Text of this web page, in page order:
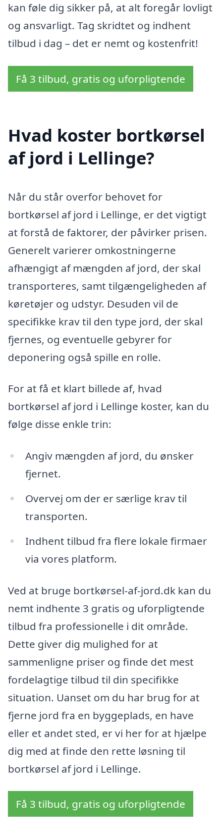
kan føle dig sikker på, at alt foregår lovligt
og ansvarligt. Tag skridtet og indhent
tilbud i dag – det er nemt og kostenfrit!
Få 3 tilbud, gratis og uforpligtende
Hvad koster bortkørsel
af jord i Lellinge?
Når du står overfor behovet for
bortkørsel af jord i Lellinge, er det vigtigt
at forstå de faktorer, der påvirker prisen.
Generelt varierer omkostningerne
afhængigt af mængden af jord, der skal
transporteres, samt tilgængeligheden af
køretøjer og udstyr. Desuden vil de
specifikke krav til den type jord, der skal
fjernes, og eventuelle gebyrer for
deponering også spille en rolle.
For at få et klart billede af, hvad
bortkørsel af jord i Lellinge koster, kan du
følge disse enkle trin:
Angiv mængden af jord, du ønsker
fjernet.
Overvej om der er særlige krav til
transporten.
Indhent tilbud fra flere lokale firmaer
via vores platform.
Ved at bruge bortkørsel-af-jord.dk kan du
nemt indhente 3 gratis og uforpligtende
tilbud fra professionelle i dit område.
Dette giver dig mulighed for at
sammenligne priser og finde det mest
fordelagtige tilbud til din specifikke
situation. Uanset om du har brug for at
fjerne jord fra en byggeplads, en have
eller et andet sted, er vi her for at hjælpe
dig med at finde den rette løsning til
bortkørsel af jord i Lellinge.
Få 3 tilbud, gratis og uforpligtende